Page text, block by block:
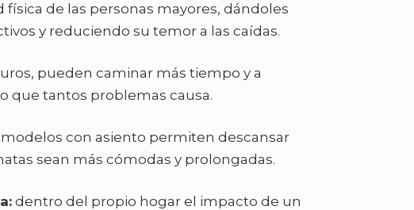
de las personas mayores, dándoles
y reduciendo su temor a las caídas.
pueden caminar más tiempo y a
que tantos problemas causa.
modelos con asiento permiten descansar
sean más cómodas y prolongadas.
dentro del propio hogar el impacto de un